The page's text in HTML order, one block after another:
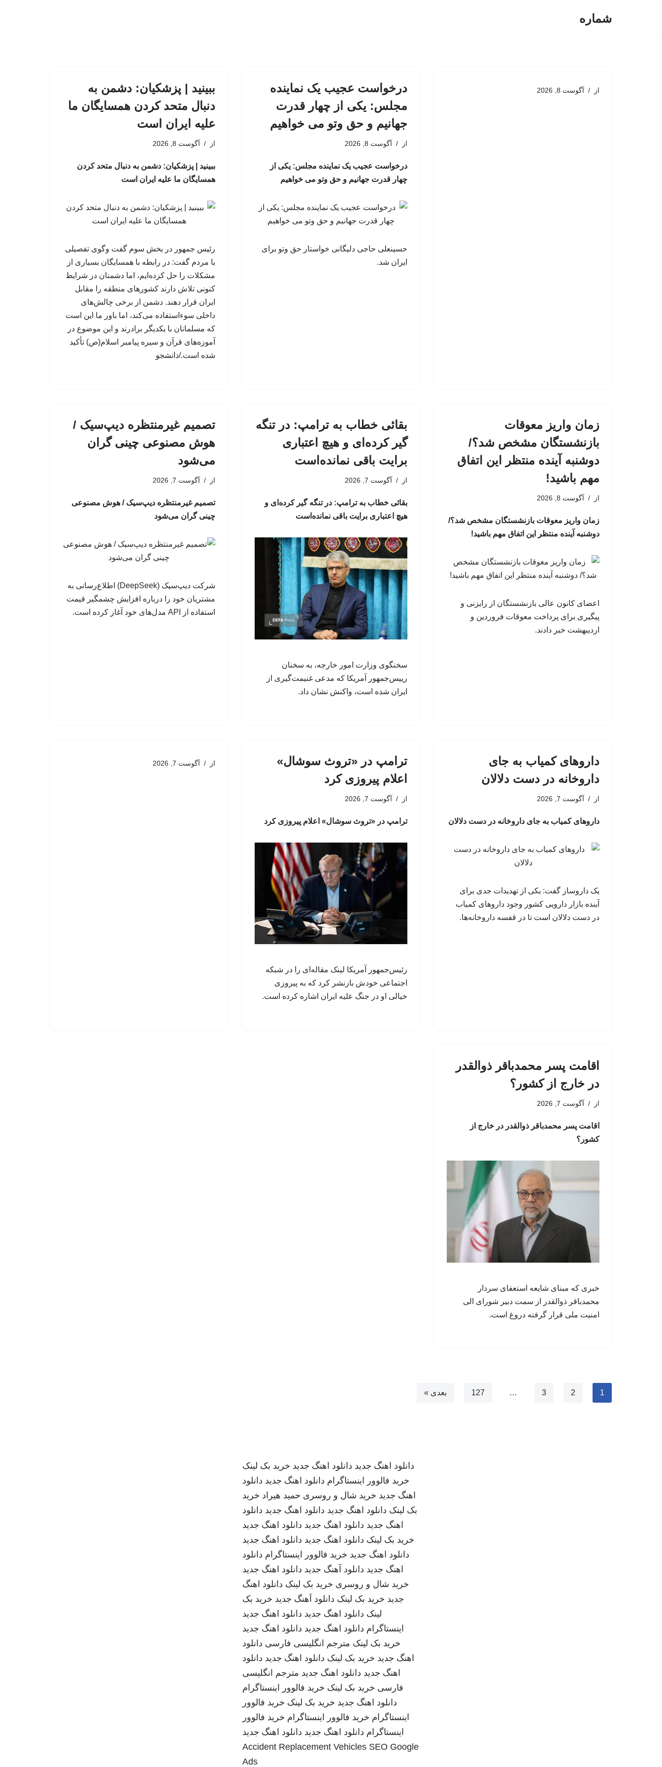
شماره
از آگوست 8, 2026
درخواست عجیب یک نماینده
مجلس: یکی از چهار قدرت
جهانیم و حق وتو می خواهیم
از آگوست 8, 2026
درخواست عجیب یک نماینده مجلس: یکی از
چهار قدرت جهانیم و حق وتو می خواهیم
حسینعلی حاجی دلیگانی خواستار حق وتو برای
ایران شد.
ببینید | پزشکیان: دشمن به
دنبال متحد کردن همسایگان ما
علیه ایران است
از آگوست 8, 2026
ببینید | پزشکیان: دشمن به دنبال متحد کردن
همسایگان ما علیه ایران است
رئیس جمهور در بخش سوم گفت وگوی تفصیلی
با مردم گفت: در رابطه با همسایگان بسیاری از
مشکلات را حل کرده‌ایم، اما دشمنان در شرایط
کنونی تلاش دارند کشورهای منطقه را مقابل
ایران قرار دهند. دشمن از برخی چالش‌های
داخلی سوءاستفاده می‌کند، اما باور ما این است
که مسلمانان با یکدیگر برادرند و این موضوع در
آموزه‌های قرآن و سیره پیامبر اسلام(ص) تأکید
شده است./دانشجو
زمان واریز معوقات
بازنشستگان مشخص شد؟/
دوشنبه آینده منتظر این اتفاق
مهم باشید!
از آگوست 8, 2026
زمان واریز معوقات بازنشستگان مشخص شد؟/
دوشنبه آینده منتظر این اتفاق مهم باشید!
اعضای کانون عالی بازنشستگان از رایزنی و
پیگیری برای پرداخت معوقات فروردین و
اردیبهشت خبر دادند.
بقائی خطاب به ترامپ: در تنگه
گیر کرده‌ای و هیچ اعتباری
برایت باقی نمانده‌است
از آگوست 7, 2026
بقائی خطاب به ترامپ: در تنگه گیر کرده‌ای و
هیچ اعتباری برایت باقی نمانده‌است
سخنگوی وزارت امور خارجه، به سخنان
رییس‌جمهور آمریکا که مدعی غنیمت‌گیری از
ایران شده است، واکنش نشان داد.
تصمیم غیرمنتظره دیپ‌سیک /
هوش مصنوعی چینی گران
می‌شود
از آگوست 7, 2026
تصمیم غیرمنتظره دیپ‌سیک / هوش مصنوعی
چینی گران می‌شود
شرکت دیپ‌سیک (DeepSeek) اطلاع‌رسانی به
مشتریان خود را درباره افزایش چشمگیر قیمت
استفاده از API مدل‌های خود آغاز کرده است.
داروهای کمیاب به جای
داروخانه در دست دلالان
از آگوست 7, 2026
داروهای کمیاب به جای داروخانه در دست دلالان
یک داروساز گفت: یکی از تهدیدات جدی برای
آینده بازار دارویی کشور وجود داروهای کمیاب
در دست دلالان است تا در قفسه داروخانه‌ها.
ترامپ در «تروث سوشال»
اعلام پیروزی کرد
از آگوست 7, 2026
ترامپ در «تروث سوشال» اعلام پیروزی کرد
رئیس‌جمهور آمریکا لینک مقاله‌ای را در شبکه
اجتماعی خودش بازنشر کرد که به پیروزی
خیالی او در جنگ علیه ایران اشاره کرده است.
از آگوست 7, 2026
اقامت پسر محمدباقر ذوالقدر
در خارج از کشور؟
از آگوست 7, 2026
اقامت پسر محمدباقر ذوالقدر در خارج از
کشور؟
خبری که مبنای شایعه استعفای سردار
محمدباقر ذوالقدر از سمت دبیر شورای الی
امنیت ملی قرار گرفته دروغ است.
1
2
3
…
127 بعدی »
دانلود اهنگ جدید دانلود اهنگ جدید خرید بک لینک
خرید فالوور اینستاگرام دانلود اهنگ جدید دانلود
اهنگ جدید خرید شال و روسری حمید هیراد خرید
بک لینک دانلود اهنگ جدید دانلود اهنگ جدید دانلود
اهنگ جدید دانلود اهنگ جدید دانلود اهنگ جدید
خرید بک لینک دانلود اهنگ جدید دانلود اهنگ جدید
دانلود اهنگ جدید خرید فالوور اینستاگرام دانلود
اهنگ جدید دانلود آهنگ جدید دانلود اهنگ جدید
خرید شال و روسری خرید بک لینک دانلود اهنگ
جدید خرید بک لینک دانلود آهنگ جدید خرید بک
لینک دانلود اهنگ جدید دانلود اهنگ جدید
اینستاگرام دانلود اهنگ جدید دانلود اهنگ جدید
خرید بک لینک مترجم انگلیسی فارسی دانلود
اهنگ جدید خرید بک لینک دانلود اهنگ جدید دانلود
اهنگ جدید دانلود اهنگ جدید مترجم انگلیسی
فارسی خرید بک لینک خرید فالوور اینستاگرام
دانلود اهنگ جدید خرید بک لینک خرید فالوور
اینستاگرام خرید فالوور اینستاگرام خرید فالوور
اینستاگرام دانلود اهنگ جدید دانلود اهنگ جدید
Accident Replacement Vehicles SEO Google
Ads